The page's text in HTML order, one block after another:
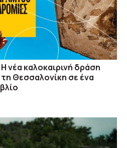
νέα καλοκαιρινή δράση
Θεσσαλονίκη σε ένα